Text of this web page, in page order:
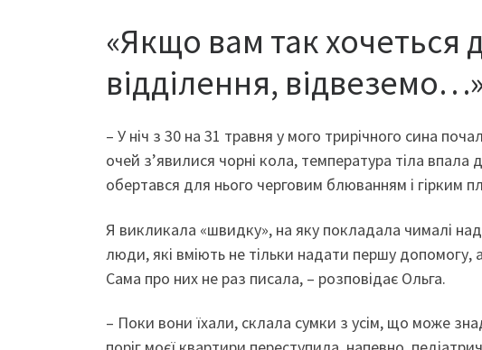
«Якщо вам так хочеться
відділення, відвеземо…»
– У ніч з 30 на 31 травня у мого трирічного сина
очей з’явилися чорні кола, температура тіла
обертався для нього черговим блюванням і гірким
Я викликала «швидку», на яку покладала чималі
люди, які вміють не тільки надати першу
Сама про них не раз писала, – розповідає Ольга.
– Поки вони їхали, склала сумки з усім, що може